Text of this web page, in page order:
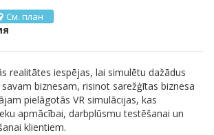
См. план
realitātes iespējas, lai simulētu dažādus
biznesam, risinot sarežģītas biznesa
pielāgotās VR simulācijas, kas
apmācībai, darbplūsmu testēšanai un
klientiem.